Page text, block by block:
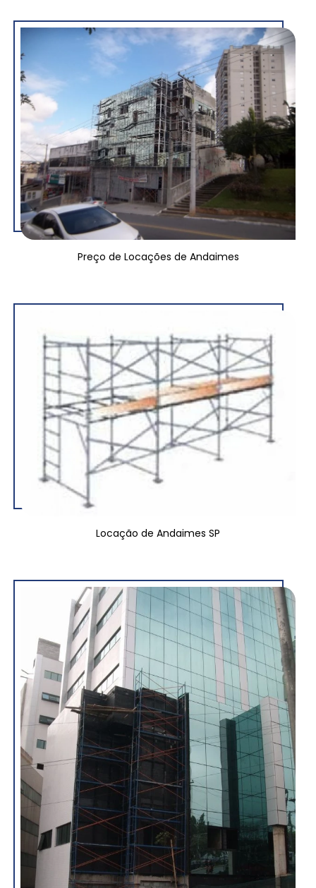
Preço de Locações de Andaimes
Locação de Andaimes SP